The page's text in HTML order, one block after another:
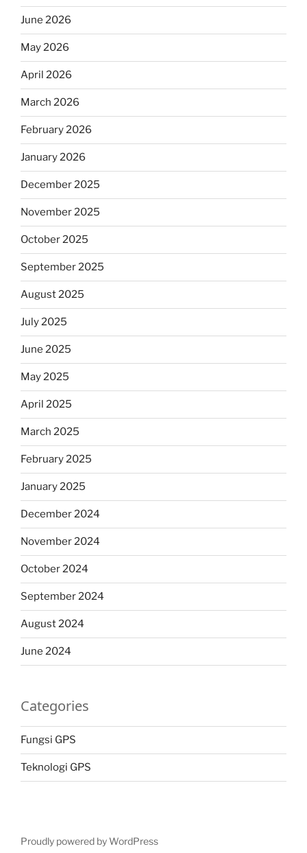
June 2026
May 2026
April 2026
March 2026
February 2026
January 2026
December 2025
November 2025
October 2025
September 2025
August 2025
July 2025
June 2025
May 2025
April 2025
March 2025
February 2025
January 2025
December 2024
November 2024
October 2024
September 2024
August 2024
June 2024
Categories
Fungsi GPS
Teknologi GPS
Proudly powered by WordPress